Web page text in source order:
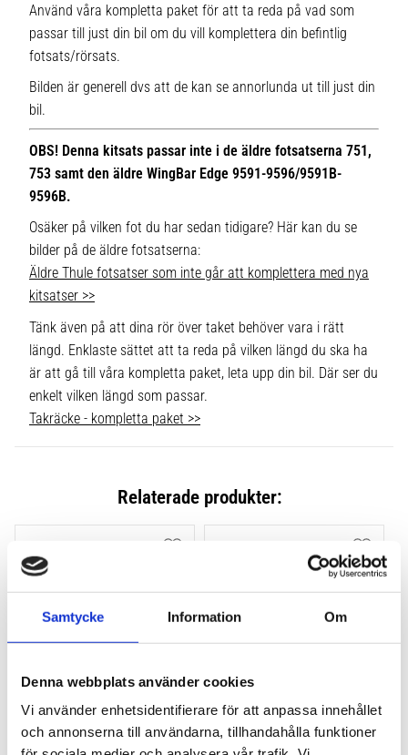
Samtycke Information Om
Denna webbplats använder cookies
Vi använder enhetsidentifierare för att anpassa innehållet
och annonserna till användarna, tillhandahålla funktioner
Använd våra kompletta paket för att ta reda på vad som
passar till just din bil om du vill komplettera din befintlig
fotsats/rörsats.
Bilden är generell dvs att de kan se annorlunda ut till just din
bil.
OBS! Denna kitsats passar inte i de äldre fotsatserna 751,
753 samt den äldre WingBar Edge 9591-9596/9591B-
9596B.
Osäker på vilken fot du har sedan tidigare? Här kan du se
bilder på de äldre fotsatserna:
Äldre Thule fotsatser som inte går att komplettera med nya
kitsatser >>
Tänk även på att dina rör över taket behöver vara i rätt
längd. Enklaste sättet att ta reda på vilken längd du ska ha
är att gå till våra kompletta paket, leta upp din bil. Där ser du
enkelt vilken längd som passar.
Takräcke - kompletta paket >>
Relaterade produkter:
THULE FLUSH RAIL EVO
4-PACK 710600
THULE FLUSH RAIL
EDGE FOTSATS 4-PACK
Lägg